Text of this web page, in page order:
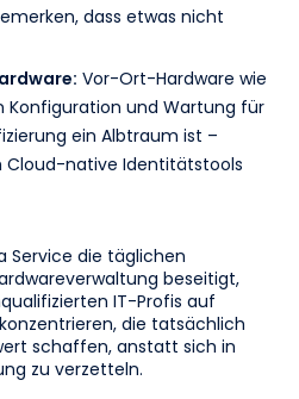
dass etwas nicht
Vor-Ort-Hardware wie
Konfiguration und Wartung für
ein Albtraum ist –
native Identitätstools
Service die täglichen
beseitigt,
IT-Profis auf
die tatsächlich
schaffen, anstatt sich in
zu verzetteln.